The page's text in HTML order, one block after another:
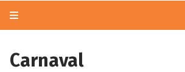
Carnaval